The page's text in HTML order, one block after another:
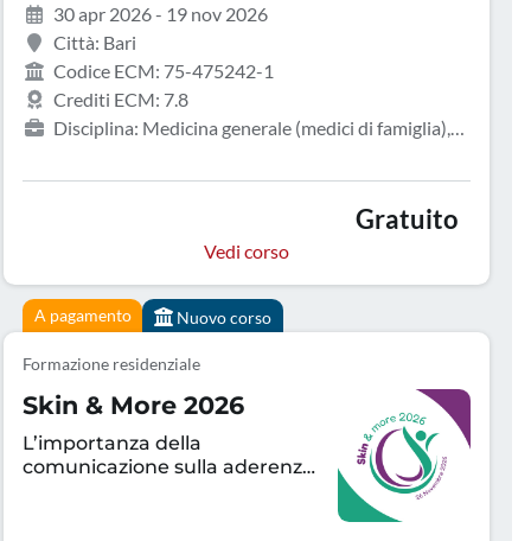
30 apr 2026 - 19 nov 2026
Città: Bari
Codice ECM: 75-475242-1
Crediti ECM: 7.8
Disciplina: Medicina generale (medici di famiglia),
Gratuito
Vedi corso
A pagamento Nuovo corso
Formazione residenziale
Skin & More 2026
L’importanza della
comunicazione sulla aderenza